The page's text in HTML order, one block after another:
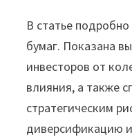
В статье
бумаг. Показана
инвесторов от
влияния, а также
стратегическим
диверсификацию и